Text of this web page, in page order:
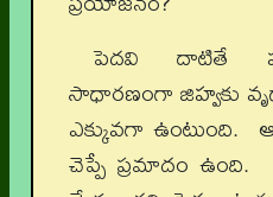
పెదవి దాటితే
సాధారణంగా జిహ్వకు
ఎక్కువగా ఉంటుంది.
చెప్పే ప్రమాదం ఉంది.